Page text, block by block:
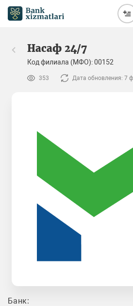
Насаф 24/7
Код филиала (МФО): 00152
353 Дата обновления: 7
Банк: